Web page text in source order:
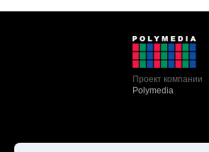
Проект компании
Polymedia